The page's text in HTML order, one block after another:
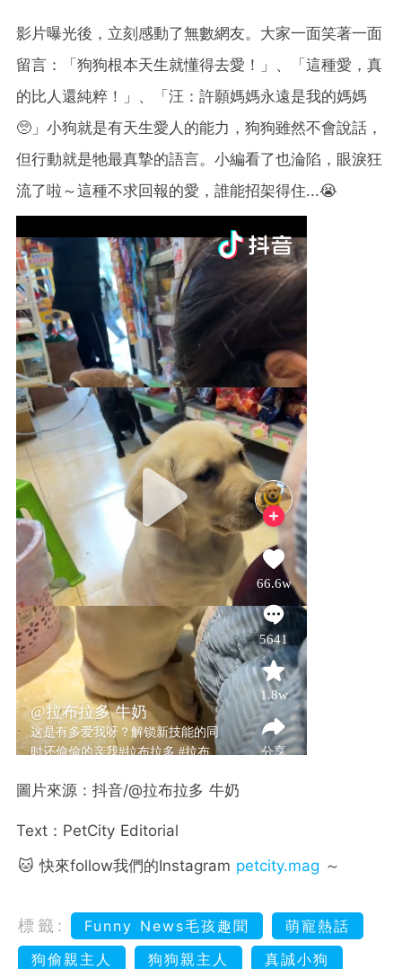
影片曝光後，立刻感動了無數網友。大家一面笑著一面
留言：「狗狗根本天生就懂得去愛！」、「這種愛，真
的比人還純粹！」、「汪：許願媽媽永遠是我的媽媽
🥺」小狗就是有天生愛人的能力，狗狗雖然不會說話，
但行動就是牠最真摯的語言。小編看了也淪陷，眼淚狂
流了啦～這種不求回報的愛，誰能招架得住...😭
圖片來源：抖音/@拉布拉多 牛奶
Text：PetCity Editorial
🐱 快來follow我們的Instagram petcity.mag ～
標籤: Funny News毛孩趣聞
萌寵熱話
狗偷親主人
狗狗親主人 真誠小狗